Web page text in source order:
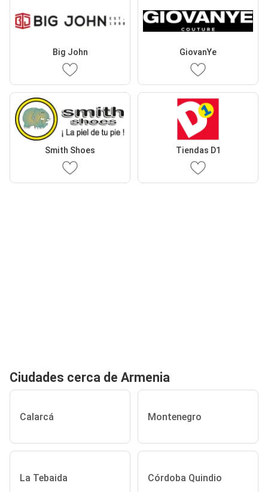
Big John GiovanYe
Smith Shoes Tiendas D1
Ciudades cerca de Armenia
Calarcá Montenegro
La Tebaida Córdoba Quindio